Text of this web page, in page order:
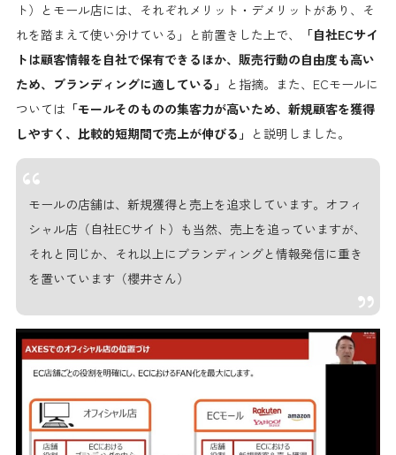
ト）とモール店には、それぞれメリット・デメリットがあり、そ
れを踏まえて使い分けている」と前置きした上で、
「自社ECサイ
トは顧客情報を自社で保有できるほか、販売行動の自由度も高い
ため、ブランディングに適している」 と指摘。また、ECモールに
ついては 「モールそのものの集客力が高いため、新規顧客を獲得
しやすく、比較的短期間で売上が伸びる」 と説明しました。
モールの店舗は、新規獲得と売上を追求しています。オフィ
シャル店（自社ECサイト）も当然、売上を追っていますが、
それと同じか、それ以上にブランディングと情報発信に重き
を置いています（櫻井さん）